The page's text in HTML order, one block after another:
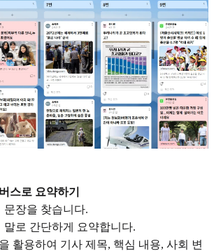
스로 요약하기
문장을 찾습니다.
말로 간단하게 요약합니다.
활용하여 기사 제목, 핵심 내용, 사회 변